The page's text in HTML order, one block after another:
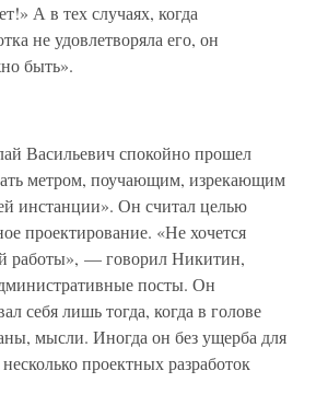
А в тех случаях, когда
не удовлетворяла его, он
быть».
Васильевич спокойно прошел
метром, поучающим, изрекающим
инстанции». Он считал целью
проектирование. «Не хочется
работы», — говорил Никитин,
посты. Он
себя лишь тогда, когда в голове
мысли. Иногда он без ущерба для
проектных разработок